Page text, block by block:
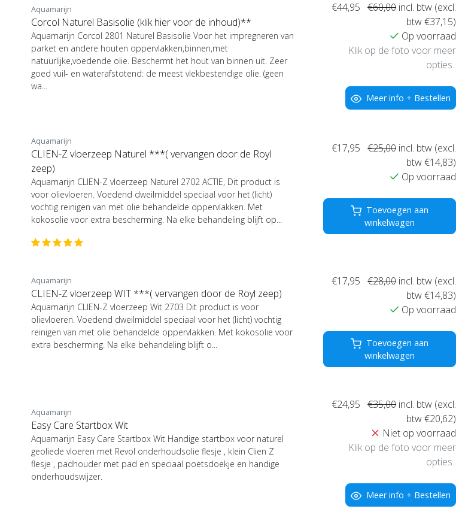
Aquamarijn
Corcol Naturel Basisolie (klik hier voor de inhoud)**
Aquamarijn Corcol 2801 Naturel Basisolie Voor het impregneren van
parket en andere houten oppervlakken,binnen,met
natuurlijke,voedende olie. Beschermt het hout van binnen uit. Zeer
goed vuil- en waterafstotend: de meest vlekbestendige olie. (geen
wa...
€44,95 €60,00 incl. btw (excl.
btw €37,15)
Op voorraad
Klik op de foto voor meer
opties..
Meer info + Bestellen
Aquamarijn
CLIEN-Z vloerzeep Naturel ***( vervangen door de Royl
zeep)
Aquamarijn CLIEN-Z vloerzeep Naturel 2702 ACTIE, Dit product is
voor olievloeren. Voedend dweilmiddel speciaal voor het (licht)
vochtig reinigen van met olie behandelde oppervlakken. Met
kokosolie voor extra bescherming. Na elke behandeling blijft op...
€17,95 €25,00 incl. btw (excl.
btw €14,83)
Op voorraad
Toevoegen aan
winkelwagen
Aquamarijn
CLIEN-Z vloerzeep WIT ***( vervangen door de Royl zeep)
Aquamarijn CLIEN-Z vloerzeep Wit 2703 Dit product is voor
olievloeren. Voedend dweilmiddel speciaal voor het (licht) vochtig
reinigen van met olie behandelde oppervlakken. Met kokosolie voor
extra bescherming. Na elke behandeling blijft o...
€17,95 €28,00 incl. btw (excl.
btw €14,83)
Op voorraad
Toevoegen aan
winkelwagen
Aquamarijn
Easy Care Startbox Wit
Aquamarijn Easy Care Startbox Wit Handige startbox voor naturel
geoliede vloeren met Revol onderhoudsolie flesje , klein Clien Z
flesje , padhouder met pad en speciaal poetsdoekje en handige
onderhoudswijzer.
€24,95 €35,00 incl. btw (excl.
btw €20,62)
Niet op voorraad
Klik op de foto voor meer
opties..
Meer info + Bestellen